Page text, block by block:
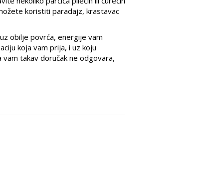
koristiti paradajz, krastavac
obilje povrća, energije vam
koja vam prija, i uz koju
takav doručak ne odgovara,